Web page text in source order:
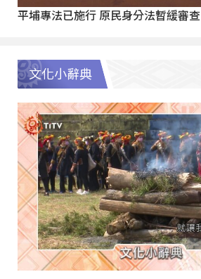
平埔專法已施行 原民身分法暫緩審查
文化小辭典